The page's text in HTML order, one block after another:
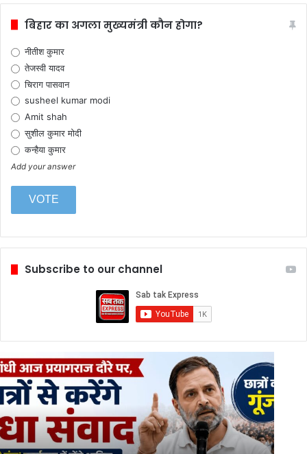
बिहार का अगला मुख्यमंत्री कौन होगा?
नीतीश कुमार
तेजस्वी यादव
चिराग पासवान
susheel kumar modi
Amit shah
सुशील कुमार मोदी
कन्हैया कुमार
Add your answer
Subscribe to our channel